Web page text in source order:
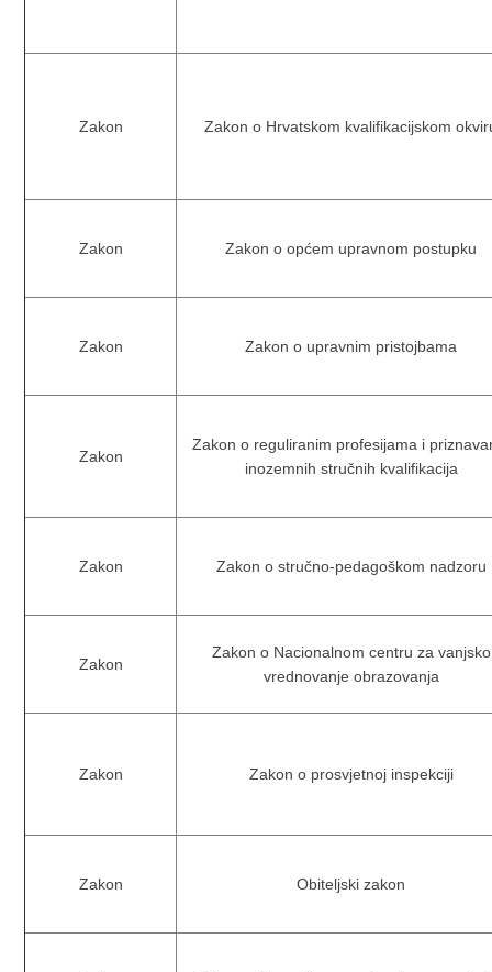
Zakon Zakon o Hrvatskom kvalifikacijskom
Zakon Zakon o općem upravnom postupku
Zakon Zakon o upravnim pristojbama
Zakon
Zakon o reguliranim profesijama i
inozemnih stručnih kvalifikacija
Zakon Zakon o stručno-pedagoškom nadzoru
Zakon
Zakon o Nacionalnom centru za vanjsko
vrednovanje obrazovanja
Zakon Zakon o prosvjetnoj inspekciji
Zakon Obiteljski zakon